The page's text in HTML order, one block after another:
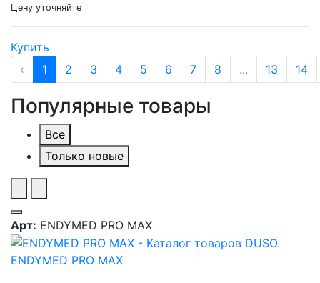
Цену уточняйте
Купить
‹
1 2 3 4 5 6 7 8 ... 13 14
Популярные товары
Все
Только новые
Арт: ENDYMED PRO MAX
ENDYMED PRO MAX